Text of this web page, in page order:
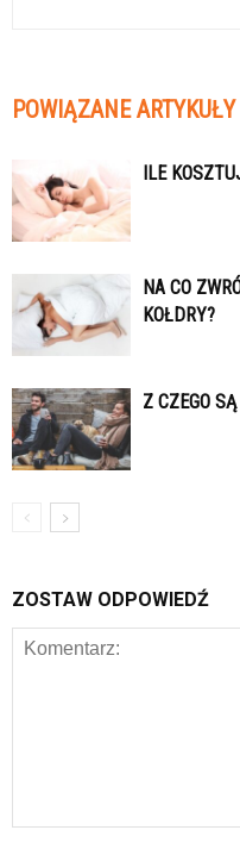
POWIĄZANE ARTYKUŁY
ILE
NA CO
KOŁDRY?
Z CZEGO
ZOSTAW ODPOWIEDŹ